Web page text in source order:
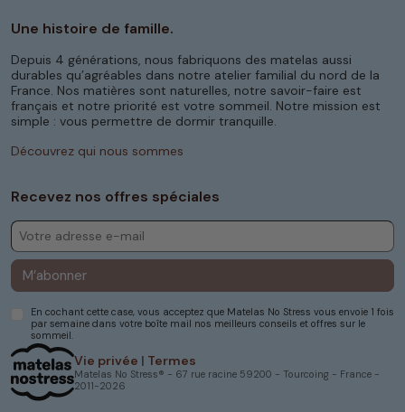
Vie privée | Termes
Matelas No Stress® - 67 rue racine 59200 - Tourcoing - France -
2011-2026
Une histoire de famille.
Depuis 4 générations, nous fabriquons des matelas aussi
durables qu’agréables dans notre atelier familial du nord de la
France. Nos matières sont naturelles, notre savoir-faire est
français et notre priorité est votre sommeil. Notre mission est
simple : vous permettre de dormir tranquille.
Découvrez qui nous sommes
Recevez nos offres spéciales
M’abonner
En cochant cette case, vous acceptez que Matelas No Stress vous envoie 1 fois
par semaine dans votre boîte mail nos meilleurs conseils et offres sur le
sommeil.